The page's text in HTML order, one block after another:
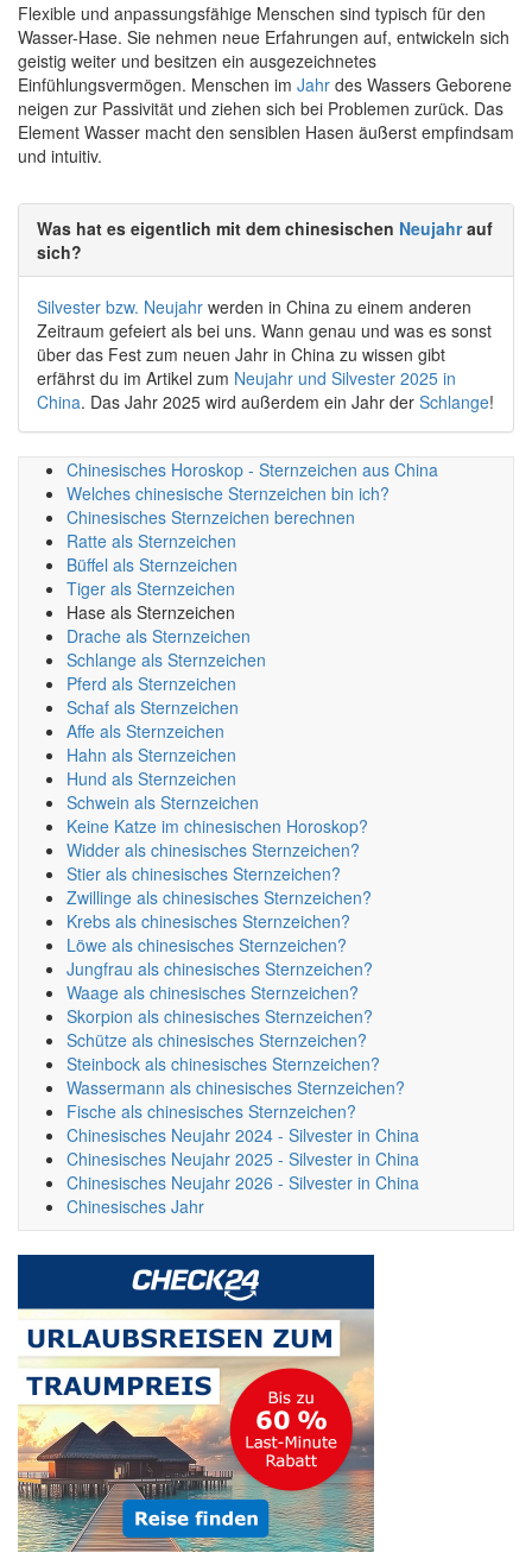
Flexible und anpassungsfähige Menschen sind typisch für den
Wasser-Hase. Sie nehmen neue Erfahrungen auf, entwickeln sich
geistig weiter und besitzen ein ausgezeichnetes
Einfühlungsvermögen. Menschen im Jahr des Wassers Geborene
neigen zur Passivität und ziehen sich bei Problemen zurück. Das
Element Wasser macht den sensiblen Hasen äußerst empfindsam
und intuitiv.
Was hat es eigentlich mit dem chinesischen Neujahrauf
sich?
Silvester bzw. Neujahr werden in China zu einem anderen
Zeitraum gefeiert als bei uns. Wann genau und was es sonst
über das Fest zum neuen Jahr in China zu wissen gibt
erfährst du im Artikel zum Neujahr und Silvester 2025 in
China. Das Jahr 2025 wird außerdem ein Jahr der Schlange!
Chinesisches Horoskop - Sternzeichen aus China
Welches chinesische Sternzeichen bin ich?
Chinesisches Sternzeichen berechnen
Ratte als Sternzeichen
Büffel als Sternzeichen
Tiger als Sternzeichen
Hase als Sternzeichen
Drache als Sternzeichen
Schlange als Sternzeichen
Pferd als Sternzeichen
Schaf als Sternzeichen
Affe als Sternzeichen
Hahn als Sternzeichen
Hund als Sternzeichen
Schwein als Sternzeichen
Keine Katze im chinesischen Horoskop?
Widder als chinesisches Sternzeichen?
Stier als chinesisches Sternzeichen?
Zwillinge als chinesisches Sternzeichen?
Krebs als chinesisches Sternzeichen?
Löwe als chinesisches Sternzeichen?
Jungfrau als chinesisches Sternzeichen?
Waage als chinesisches Sternzeichen?
Skorpion als chinesisches Sternzeichen?
Schütze als chinesisches Sternzeichen?
Steinbock als chinesisches Sternzeichen?
Wassermann als chinesisches Sternzeichen?
Fische als chinesisches Sternzeichen?
Chinesisches Neujahr 2024 - Silvester in China
Chinesisches Neujahr 2025 - Silvester in China
Chinesisches Neujahr 2026 - Silvester in China
Chinesisches Jahr